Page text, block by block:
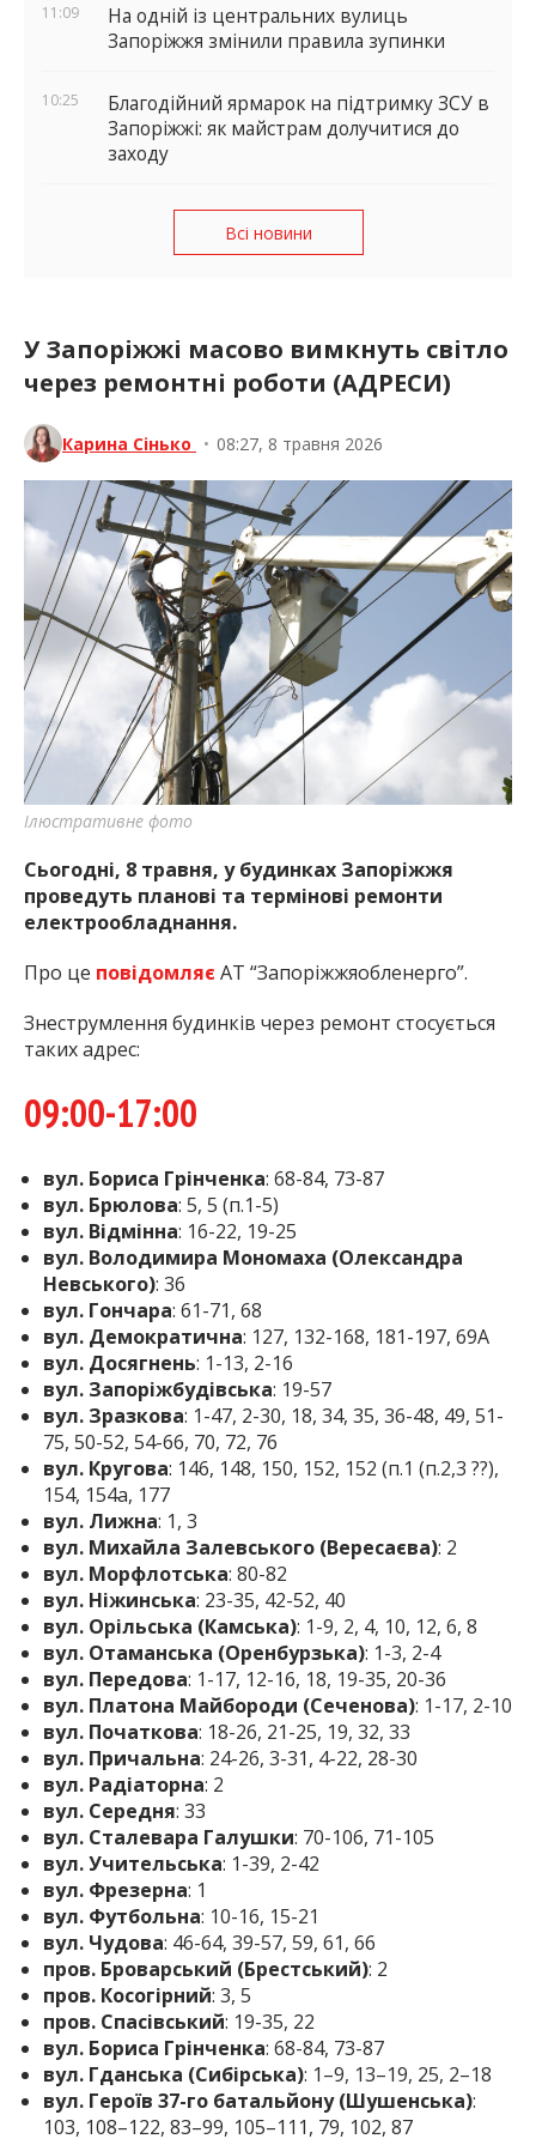
11:09
На одній із центральних вулиць
Запоріжжя змінили правила зупинки
10:25
Благодійний ярмарок на підтримку ЗСУ в
Запоріжжі: як майстрам долучитися до
заходу
Всі новини
У Запоріжжі масово вимкнуть світло
через ремонтні роботи (АДРЕСИ)
Карина Сінько • 08:27, 8 травня 2026
Ілюстративне фото
Сьогодні, 8 травня, у будинках Запоріжжя
проведуть планові та термінові ремонти
електрообладнання.
Про це повідомляє АТ “Запоріжжяобленерго”.
Знеструмлення будинків через ремонт стосується
таких адрес:
09:00-17:00
вул. Бориса Грінченка: 68-84, 73-87
вул. Брюлова: 5, 5 (п.1-5)
вул. Відмінна: 16-22, 19-25
вул. Володимира Мономаха (Олександра
Невського): 36
вул. Гончара: 61-71, 68
вул. Демократична: 127, 132-168, 181-197, 69А
вул. Досягнень: 1-13, 2-16
вул. Запоріжбудівська: 19-57
вул. Зразкова: 1-47, 2-30, 18, 34, 35, 36-48, 49, 51-
75, 50-52, 54-66, 70, 72, 76
вул. Кругова: 146, 148, 150, 152, 152 (п.1 (п.2,3 ??),
154, 154а, 177
вул. Лижна: 1, 3
вул. Михайла Залевського (Вересаєва): 2
вул. Морфлотська: 80-82
вул. Ніжинська: 23-35, 42-52, 40
вул. Орільська (Камська): 1-9, 2, 4, 10, 12, 6, 8
вул. Отаманська (Оренбурзька): 1-3, 2-4
вул. Передова: 1-17, 12-16, 18, 19-35, 20-36
вул. Платона Майбороди (Сеченова): 1-17, 2-10
вул. Початкова: 18-26, 21-25, 19, 32, 33
вул. Причальна: 24-26, 3-31, 4-22, 28-30
вул. Радіаторна: 2
вул. Середня: 33
вул. Сталевара Галушки: 70-106, 71-105
вул. Учительська: 1-39, 2-42
вул. Фрезерна: 1
вул. Футбольна: 10-16, 15-21
вул. Чудова: 46-64, 39-57, 59, 61, 66
пров. Броварський (Брестський): 2
пров. Косогірний: 3, 5
пров. Спасівський: 19-35, 22
вул. Бориса Грінченка: 68-84, 73-87
вул. Гданська (Сибірська): 1–9, 13–19, 25, 2–18
вул. Героїв 37-го батальйону (Шушенська):
103, 108–122, 83–99, 105–111, 79, 102, 87